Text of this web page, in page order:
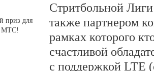
Стритбольной
также партнером
рамках которого
счастливой
с поддержкой LTE